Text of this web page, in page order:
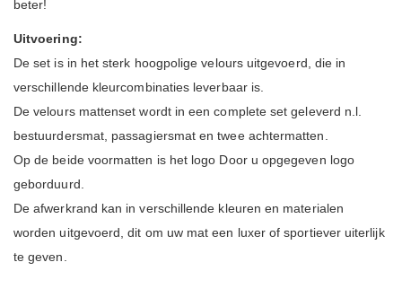
beter!
Uitvoering:
De set is in het sterk hoogpolige velours uitgevoerd, die in
verschillende kleurcombinaties leverbaar is.
De velours mattenset wordt in een complete set geleverd n.l.
bestuurdersmat, passagiersmat en twee achtermatten.
Op de beide voormatten is het logo Door u opgegeven logo
geborduurd.
De afwerkrand kan in verschillende kleuren en materialen
worden uitgevoerd, dit om uw mat een luxer of sportiever uiterlijk
te geven.